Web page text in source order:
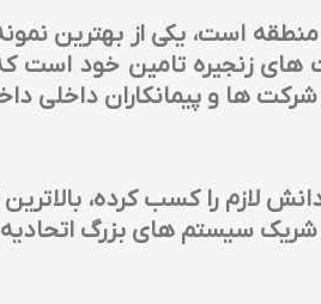
است، یکی از بهترین
زنجیره تامین خود است
لازم را کسب کرده، بالاترین
شریک سیستم های بزرگ